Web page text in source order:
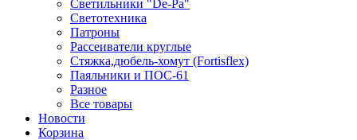
Светильники "De-Pa"
Светотехника
Патроны
Рассеиватели круглые
Стяжка,дюбель-хомут (Fortisflex)
Паяльники и ПОС-61
Разное
Все товары
Новости
Корзина